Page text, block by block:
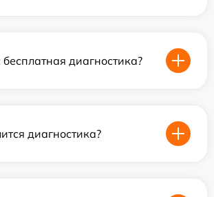
бесплатная диагностика?
диагностика?